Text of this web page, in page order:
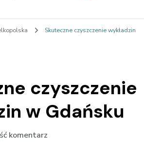
Skuteczne czyszczenie wykładzin
czyszczenie
w Gdańsku
komentarz